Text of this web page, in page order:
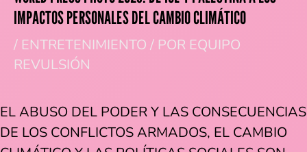
IMPACTOS PERSONALES DEL CAMBIO CLIMÁTICO
/ ENTRETENIMIENTO / POR EQUIPO
REVULSIÓN
EL ABUSO DEL PODER Y LAS CONSECUENCIAS
DE LOS CONFLICTOS ARMADOS, EL CAMBIO